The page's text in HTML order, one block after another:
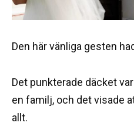
Den här vänliga gesten
Det punkterade däcket
en familj, och det visade
allt.